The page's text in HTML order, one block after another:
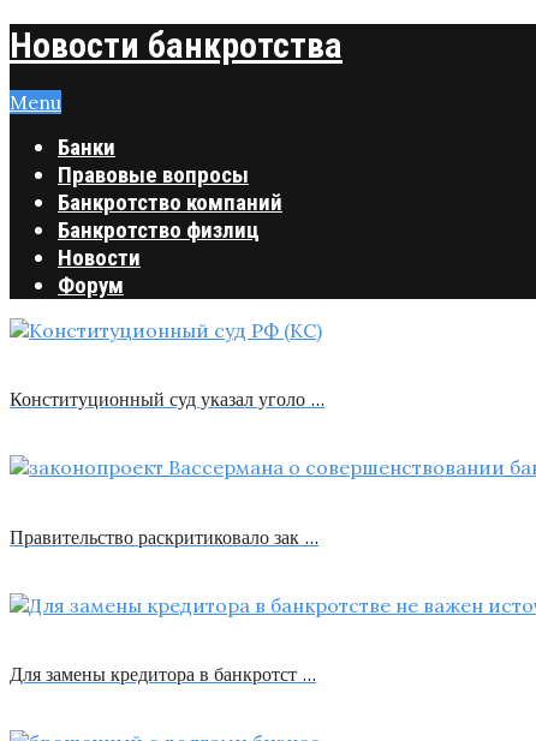
Новости банкротства
Menu
Банки
Правовые вопросы
Банкротство компаний
Банкротство физлиц
Новости
Форум
Конституционный суд указал уголо …
Правительство раскритиковало зак …
Для замены кредитора в банкротст …